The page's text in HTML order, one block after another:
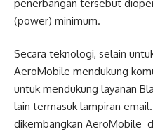
penerbangan tersebut
(power) minimum.
Secara teknologi, selain
AeroMobile mendukung
untuk mendukung layanan
lain termasuk lampiran
dikembangkan AeroMobile